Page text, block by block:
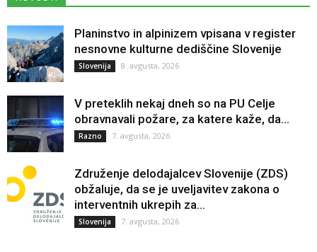
Planinstvo in alpinizem vpisana v register
nesnovne kulturne dediščine Slovenije
Slovenija 8. avgusta, 2026
V preteklih nekaj dneh so na PU Celje
obravnavali požare, za katere kaže, da...
Razno 7. avgusta, 2026
Združenje delodajalcev Slovenije (ZDS)
obžaluje, da se je uveljavitev zakona o
interventnih ukrepih za...
Slovenija 7. avgusta, 2026